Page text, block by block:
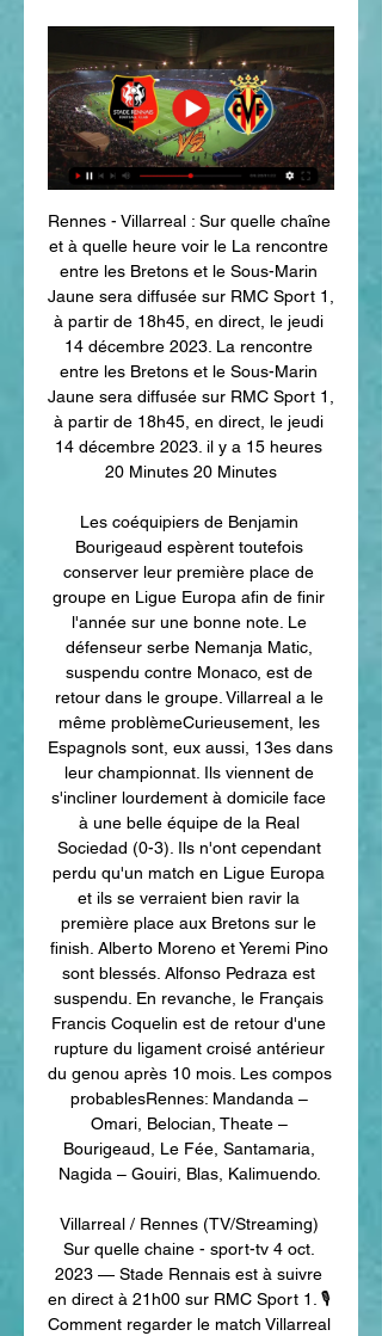
Rennes - Villarreal : Sur quelle chaîne
et à quelle heure voir le La rencontre
entre les Bretons et le Sous-Marin
Jaune sera diffusée sur RMC Sport 1,
à partir de 18h45, en direct, le jeudi
14 décembre 2023. La rencontre
entre les Bretons et le Sous-Marin
Jaune sera diffusée sur RMC Sport 1,
à partir de 18h45, en direct, le jeudi
14 décembre 2023. il y a 15 heures
20 Minutes 20 Minutes
Les coéquipiers de Benjamin
Bourigeaud espèrent toutefois
conserver leur première place de
groupe en Ligue Europa afin de finir
l'année sur une bonne note. Le
défenseur serbe Nemanja Matic,
suspendu contre Monaco, est de
retour dans le groupe. Villarreal a le
même problèmeCurieusement, les
Espagnols sont, eux aussi, 13es dans
leur championnat. Ils viennent de
s'incliner lourdement à domicile face
à une belle équipe de la Real
Sociedad (0-3). Ils n'ont cependant
perdu qu'un match en Ligue Europa
et ils se verraient bien ravir la
première place aux Bretons sur le
finish. Alberto Moreno et Yeremi Pino
sont blessés. Alfonso Pedraza est
suspendu. En revanche, le Français
Francis Coquelin est de retour d'une
rupture du ligament croisé antérieur
du genou après 10 mois. Les compos
probablesRennes: Mandanda –
Omari, Belocian, Theate –
Bourigeaud, Le Fée, Santamaria,
Nagida – Gouiri, Blas, Kalimuendo.
Villarreal / Rennes (TV/Streaming)
Sur quelle chaine - sport-tv 4 oct.
2023 — Stade Rennais est à suivre
en direct à 21h00 sur RMC Sport 1. 🎙️
Comment regarder le match Villarreal